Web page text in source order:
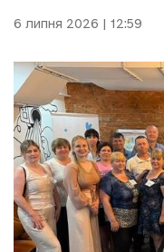
6 липня 2026 | 12:59